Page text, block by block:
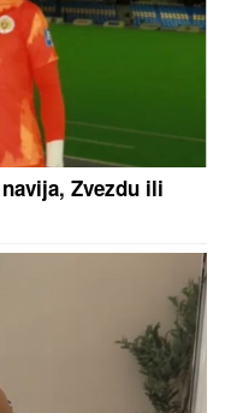
NA SVETU"
i dalje čuva
Jeremić,
svi komentarišu